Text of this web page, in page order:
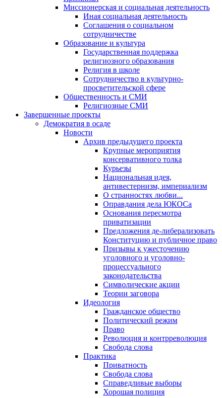
Миссионерская и социальная деятельность
Иная социальная деятельность
Соглашения о социальном
сотрудничестве
Образование и культура
Государственная поддержка
религиозного образования
Религия в школе
Сотрудничество в культурно-
просветительской сфере
Общественность и СМИ
Религиозные СМИ
Завершенные проекты
Демократия в осаде
Новости
Архив предыдущего проекта
Крупные мероприятия
консервативного толка
Курьезы
Национальная идея,
антивестернизм, империализм
О странностях любви...
Оправдания дела ЮКОСа
Основания пересмотра
приватизации
Предложения де-либерализовать
Конституцию и публичное право
Призывы к ужесточению
уголовного и уголовно-
процессуального
законодательства
Символические акции
Теории заговора
Идеология
Гражданское общество
Политический режим
Право
Революция и контрреволюция
Свобода слова
Практика
Приватность
Свобода слова
Справедливые выборы
Хорошая полиция